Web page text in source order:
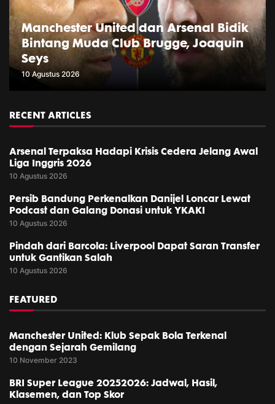
Manchester United dan Arsenal Bidik
Bintang Muda Club Brugge, Joaquin
Seys
10 Agustus 2026
RECENT ARTICLES
Arsenal Terpaksa Hadapi Krisis Cedera Jelang Awal
Liga Inggris 2026
10 Agustus 2026
Persib Bandung Perkenalkan Danijel Loncar Lewat
Podcast dan Galang Donasi untuk YKAKI
10 Agustus 2026
Pindah dari Barcola: Liverpool Dapat Saran Transfer
untuk Gantikan Salah
10 Agustus 2026
FEATURED
Manchester United: Klub Sepak Bola Terkenal
dengan Sejarah Gemilang
10 November 2023
BRI Super League 20252026: Jadwal, Hasil,
Klasemen, dan Top Skor